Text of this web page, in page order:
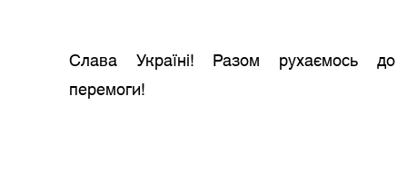
Слава Україні! Разом рухаємось до
перемоги!